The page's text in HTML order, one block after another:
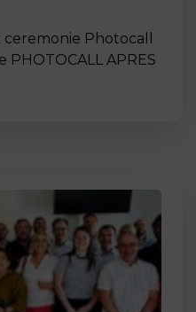
Photocall
PHOTOCALL APRES